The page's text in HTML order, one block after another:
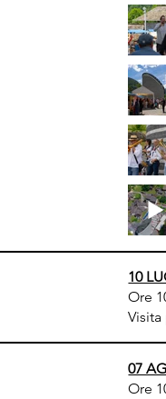
10
Ore
Visita
07
Ore